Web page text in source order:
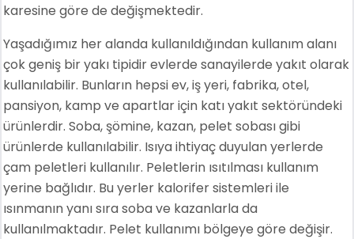
karesine göre de değişmektedir.
Yaşadığımız her alanda kullanıldığından kullanım alanı
çok geniş bir yakı tipidir evlerde sanayilerde yakıt olarak
kullanılabilir. Bunların hepsi ev, iş yeri, fabrika, otel,
pansiyon, kamp ve apartlar için katı yakıt sektöründeki
ürünlerdir. Soba, şömine, kazan, pelet sobası gibi
ürünlerde kullanılabilir. Isıya ihtiyaç duyulan yerlerde
çam peletleri kullanılır. Peletlerin ısıtılması kullanım
yerine bağlıdır. Bu yerler kalorifer sistemleri ile
ısınmanın yanı sıra soba ve kazanlarla da
kullanılmaktadır. Pelet kullanımı bölgeye göre değişir.